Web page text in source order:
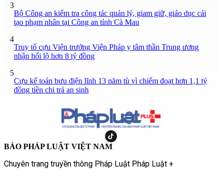
3
Bộ Công an kiểm tra công tác quản lý, giam giữ, giáo dục cải
tạo phạm nhân tại Công an tỉnh Cà Mau
4
Truy tố cựu Viện trưởng Viện Pháp y tâm thần Trung ương
nhận hối lộ hơn 8 tỷ đồng
5
Cựu kế toán bưu điện lĩnh 13 năm tù vì chiếm đoạt hơn 1,1 tỷ
đồng tiền chi trả an sinh
BÁO PHÁP LUẬT VIỆT NAM
Chuyên trang truyền thông Pháp Luật Pháp Luật +